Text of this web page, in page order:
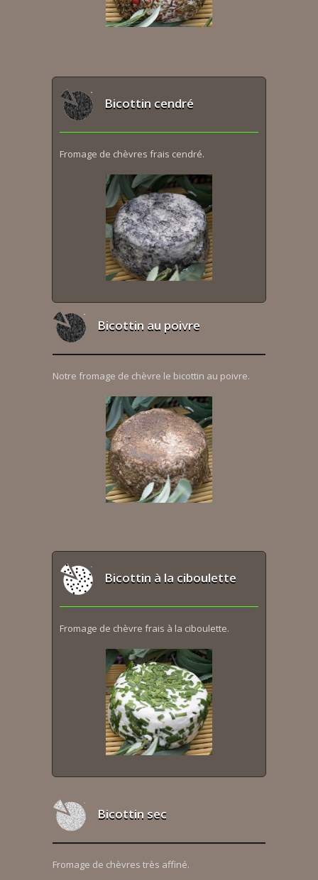
Bicottin cendré
Fromage de chèvres frais cendré.
Bicottin au poivre
Notre fromage de chèvre le bicottin au poivre.
Bicottin à la ciboulette
Fromage de chèvre frais à la ciboulette.
Bicottin sec
Fromage de chèvres très affiné.